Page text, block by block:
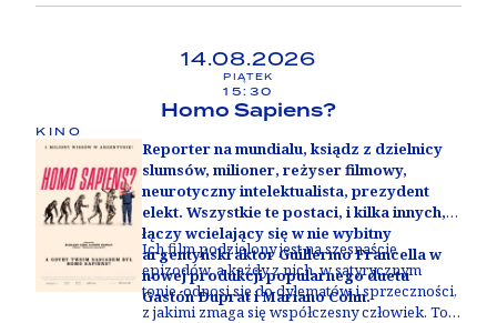
Argentyńczyków.
14.08.2026
PIĄTEK
15:30
Homo Sapiens?
KINO
Reporter na mundialu, ksiądz z dzielnicy
slumsów, milioner, reżyser filmowy,
neurotyczny intelektualista, prezydent
elekt. Wszystkie te postaci, i kilka innych,
łączy wcielający się w nie wybitny
argentyński aktor Guillermo Francella w
nowej produkcji popularnego duetu
Gastón Duprat i Mariano Cohn.
Ich film podzielony jest na szesnaście
epizodów, a każdy z nich, w satyrycznym
tonie, odnosi się do dylematów i sprzeczności,
z jakimi zmaga się współczesny człowiek. To